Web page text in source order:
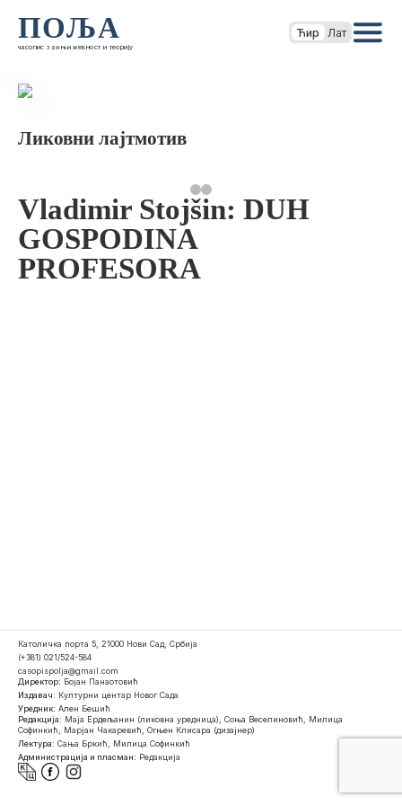
ПОЉА
часопис за књижевност и теорију
Ћир Лат
Ликовни лајтмотив
Vladimir Stojšin: DUH
GOSPODINA
PROFESORA
Католичка порта 5, 21000 Нови Сад, Србија
(+381) 021/524-584
casopispolja@gmail.com
Директор: Бојан Панаотовић
Издавач: Културни центар Новог Сада
Уредник: Ален Бешић
Редакција: Маја Ердељанин (ликовна уредница), Соња Веселиновић, Милица
Софинкић, Марјан Чакаревић, Огњен Клисара (дизајнер)
Лектура: Сања Бркић, Милица Софинкић
Администрација и пласман: Редакција